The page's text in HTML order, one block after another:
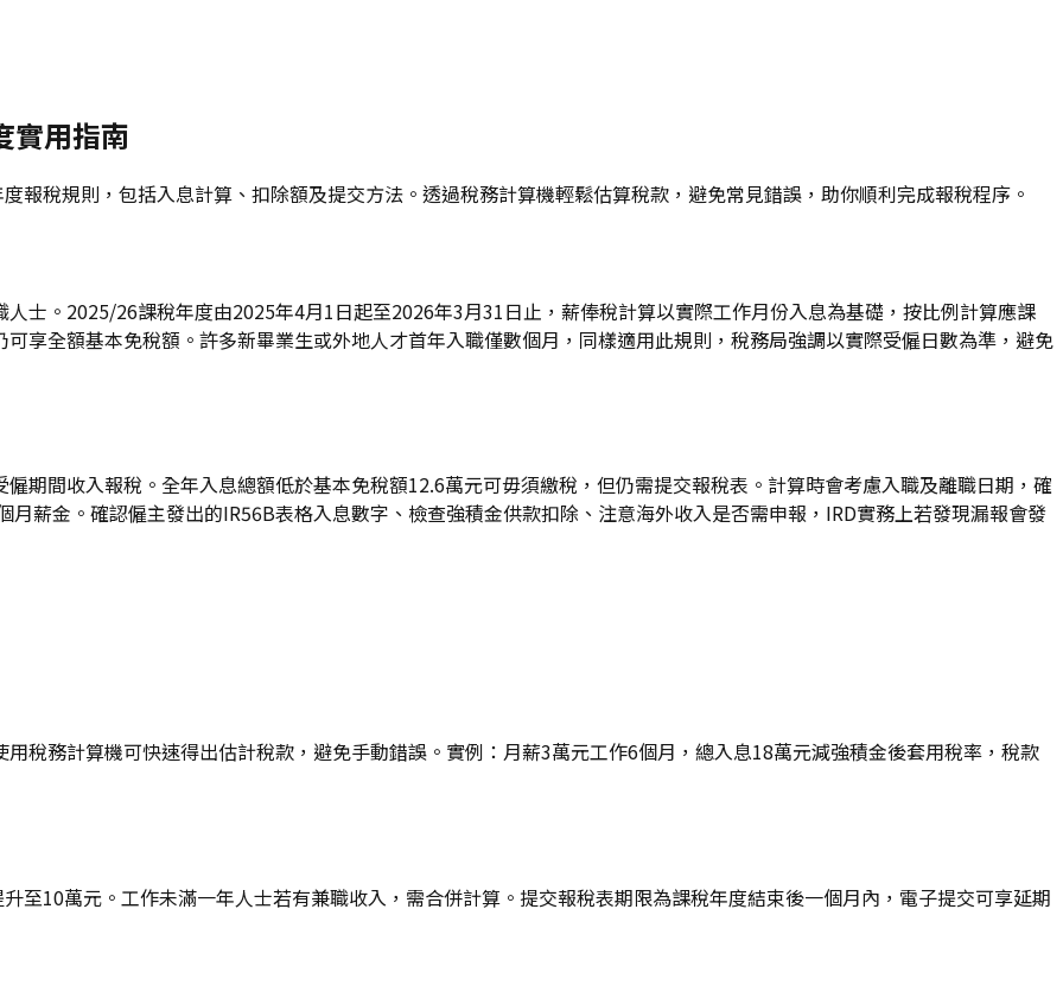
實用指南
報稅規則，包括入息計算、扣除額及提交方法。透過稅務計算機輕鬆估算稅款，避免常見錯誤，助你順利完成報稅程序。
士。2025/26課稅年度由2025年4月1日起至2026年3月31日止，薪俸稅計算以實際工作月份入息為基礎，按比例計算應課
享全額基本免稅額。許多新畢業生或外地人才首年入職僅數個月，同樣適用此規則，稅務局強調以實際受僱日數為準，避免
期間收入報稅。全年入息總額低於基本免稅額12.6萬元可毋須繳稅，但仍需提交報稅表。計算時會考慮入職及離職日期，確
薪金。確認僱主發出的IR56B表格入息數字、檢查強積金供款扣除、注意海外收入是否需申報，IRD實務上若發現漏報會發
稅務計算機可快速得出估計稅款，避免手動錯誤。實例：月薪3萬元工作6個月，總入息18萬元減強積金後套用稅率，稅款
至10萬元。工作未滿一年人士若有兼職收入，需合併計算。提交報稅表期限為課稅年度結束後一個月內，電子提交可享延期